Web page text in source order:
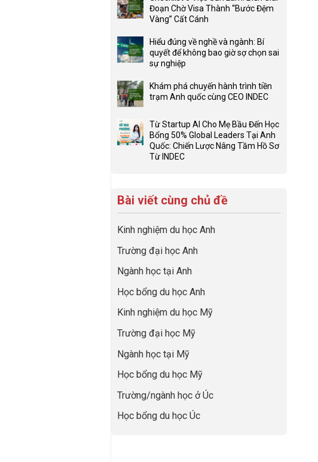
bình
luận
Đừng
để
con
có
một
bộ
hồ
du
học
“Dày
hoạt
năng
Đoạn Chờ Visa Thành “Bước Đệm
Vàng” Cất Cánh
có
bình
luận
Checklist
6
Việc
Làm:
Biến
Giai
Đoạn
“Bước
Đệm
Cất
Hiểu đúng về nghề và ngành: Bí
quyết để không bao giờ sợ chọn sai
sự nghiệp
có
bình
Hiểu
đúng
về
nghề
quyết
để
bao
giờ
sợ
chọn
sai
sự
nghiệp
Khám phá chuyến hành trình tiền
trạm Anh quốc cùng CEO INDEC
bình
luận
ở
Khám
trình
tiền
trạm
Anh
quốc
cùng
CEO
INDEC
Từ Startup AI Cho Mẹ Bầu Đến Học
Bổng 50% Global Leaders Tại Anh
Quốc: Chiến Lược Nâng Tầm Hồ Sơ
Từ INDEC
luận
Startup
Cho
Bầu
Học
50%
Global
Leaders
Anh
Quốc:
Chiến
Lược
Nâng
Tầm
Bài viết cùng chủ đề
Kinh nghiệm du học Anh
Trường đại học Anh
Ngành học tại Anh
Học bổng du học Anh
Kinh nghiệm du học Mỹ
Trường đại học Mỹ
Ngành học tại Mỹ
Học bổng du học Mỹ
Trường/ngành học ở Úc
Học bổng du học Úc